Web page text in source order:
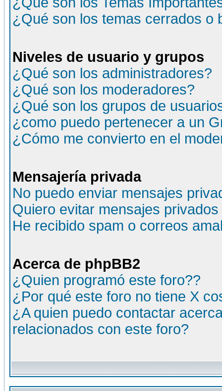
¿Qué son los temas cerrados o
Niveles de usuario y grupos
¿Qué son los administradores?
¿Qué son los moderadores?
¿Qué son los grupos de
¿como puedo pertenecer a un
¿Cómo me convierto en el
Mensajería privada
No puedo enviar mensajes
Quiero evitar mensajes
He recibido spam o correos
Acerca de phpBB2
¿Quien programó este foro??
¿Por qué este foro no tiene X
¿A quien puedo contactar
relacionados con este foro?